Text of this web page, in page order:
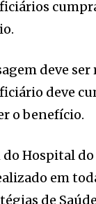
deve
deve
o benefício.
do Hospital
em
de